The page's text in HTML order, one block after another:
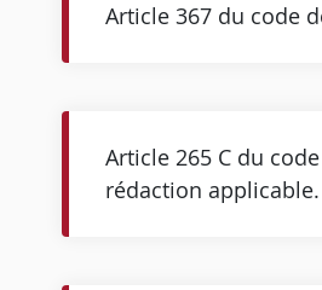
Article 367 du code
Article 265 C du
rédaction applicable.